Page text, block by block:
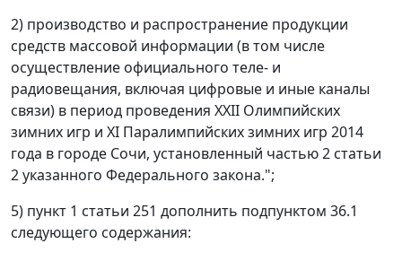
2) производство и распространение продукции
средств массовой информации (в том числе
осуществление официального теле- и
радиовещания, включая цифровые и иные каналы
связи) в период проведения XXII Олимпийских
зимних игр и XI Паралимпийских зимних игр 2014
года в городе Сочи, установленный частью 2 статьи
2 указанного Федерального закона.";
5) пункт 1 статьи 251 дополнить подпунктом 36.1
следующего содержания: